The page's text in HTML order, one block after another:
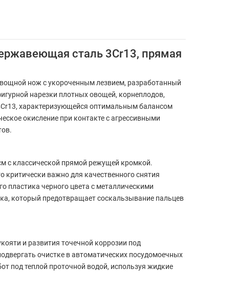
сталь 3Cr13, прямая
нож с укороченным лезвием, разработанный
нарезки плотных овощей, корнеплодов,
характеризующейся оптимальным балансом
окисление при контакте с агрессивными
с классической прямой режущей кромкой.
важно для качественного снятия
пластика черного цвета с металлическими
который предотвращает соскальзывание пальцев
и развития точечной коррозии под
очистке в автоматических посудомоечных
под теплой проточной водой, используя жидкие